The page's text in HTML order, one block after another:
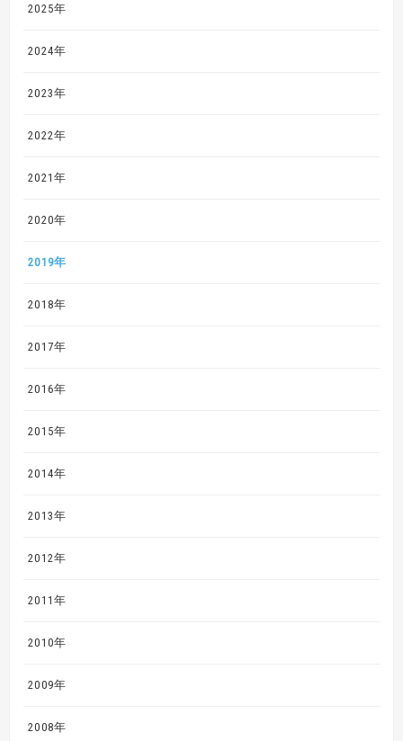
2025年
2024年
2023年
2022年
2021年
2020年
2019年
2018年
2017年
2016年
2015年
2014年
2013年
2012年
2011年
2010年
2009年
2008年